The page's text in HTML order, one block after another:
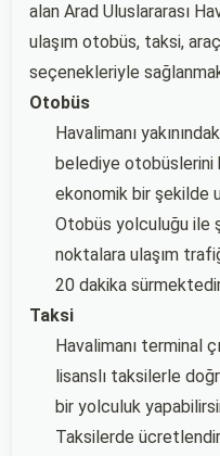
alan Arad Uluslararası
ulaşım otobüs, taksi,
seçenekleriyle
Otobüs
Havalimanı
belediye otobüslerini
ekonomik bir şekilde
Otobüs yolculuğu ile
noktalara ulaşım
20 dakika
Taksi
Havalimanı terminal
lisanslı taksilerle
bir yolculuk
Taksilerde